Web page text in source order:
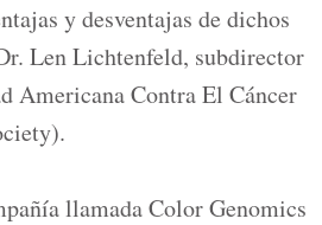
y desventajas de dichos
Len Lichtenfeld, subdirector
Americana Contra El Cáncer
llamada Color Genomics